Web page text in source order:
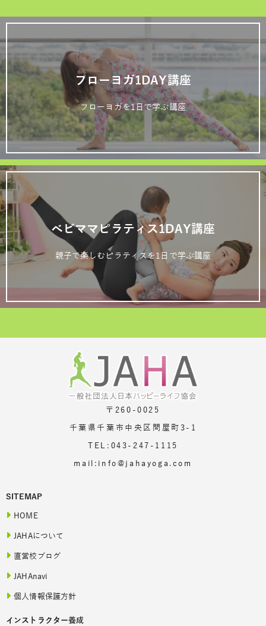
フローヨガ1DAY講座
フローヨガを1日で学ぶ講座
ベビママピラティス1DAY講座
親子で楽しむピラティスを1日で学ぶ講座
〒260-0025
千葉県千葉市中央区問屋町3-1
TEL:043-247-1115
mail:info@jahayoga.com
SITEMAP
HOME
JAHAについて
直営校ブログ
JAHAnavi
個人情報保護方針
インストラクター養成